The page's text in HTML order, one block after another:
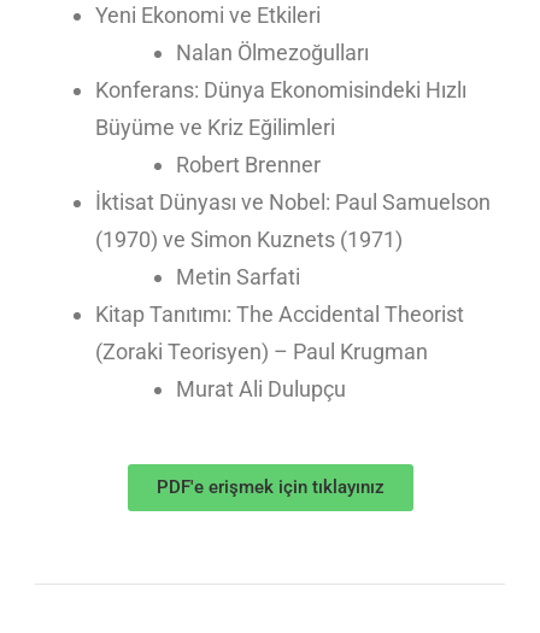
Yeni Ekonomi ve Etkileri
Nalan Ölmezoğulları
Konferans: Dünya Ekonomisindeki Hızlı
Büyüme ve Kriz Eğilimleri
Robert Brenner
İktisat Dünyası ve Nobel: Paul Samuelson
(1970) ve Simon Kuznets (1971)
Metin Sarfati
Kitap Tanıtımı: The Accidental Theorist
(Zoraki Teorisyen) – Paul Krugman
Murat Ali Dulupçu
PDF'e erişmek için tıklayınız